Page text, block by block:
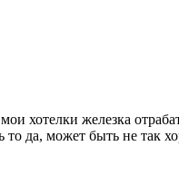
хотелки железка
да, может быть не так